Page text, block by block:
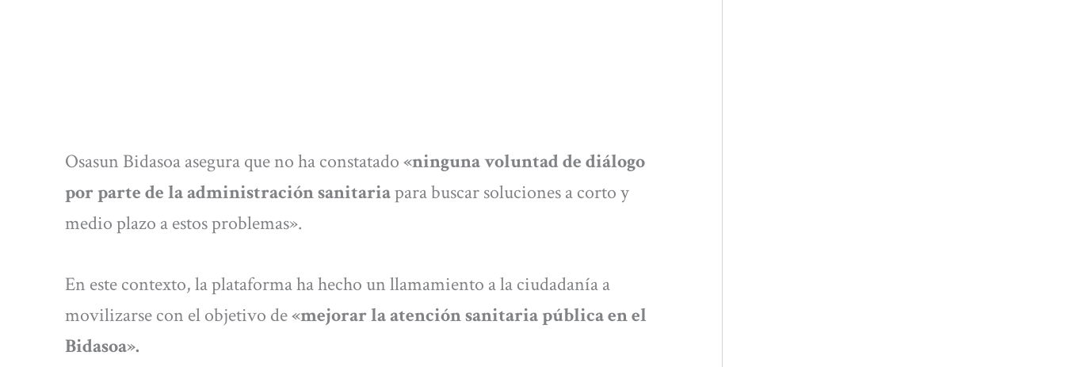
Osasun Bidasoa asegura que no ha constatado«ninguna voluntad de diálogo
por parte de la administración sanitariapara buscar soluciones a corto y
medio plazo a estos problemas».
En este contexto, la plataforma ha hecho un llamamiento a la ciudadanía a
movilizarse con el objetivo de«mejorar la atención sanitaria pública en el
Bidasoa».